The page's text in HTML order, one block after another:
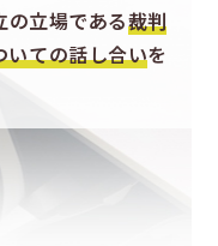
立場である裁判
いての話し合いを